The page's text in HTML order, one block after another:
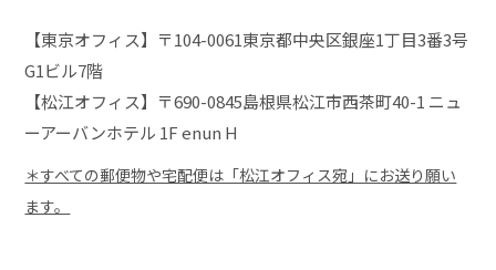
【東京オフィス】〒104-0061東京都中央区銀座1丁目3番3号
G1ビル7階
【松江オフィス】〒690-0845島根県松江市西茶町40-1 ニュ
ーアーバンホテル 1F enun H
＊すべての郵便物や宅配便は「松江オフィス宛」にお送り願い
ます。